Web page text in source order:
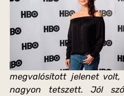
megvalósított jelenet
nagyon tetszett. Jól